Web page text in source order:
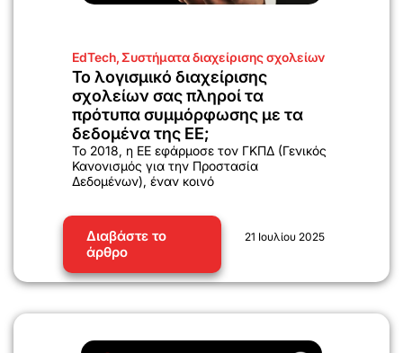
EdTech,Συστήματα διαχείρισης σχολείων
Το λογισμικό διαχείρισης
σχολείων σας πληροί τα
πρότυπα συμμόρφωσης με τα
δεδομένα της ΕΕ;
Το 2018, η ΕΕ εφάρμοσε τον ΓΚΠΔ (Γενικός
Κανονισμός για την Προστασία
Δεδομένων), έναν κοινό
Διαβάστε το
άρθρο
21 Ιουλίου 2025